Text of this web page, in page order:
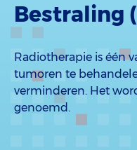
Bestraling
Radiotherapie is één
tumoren te
verminderen. Het
genoemd.